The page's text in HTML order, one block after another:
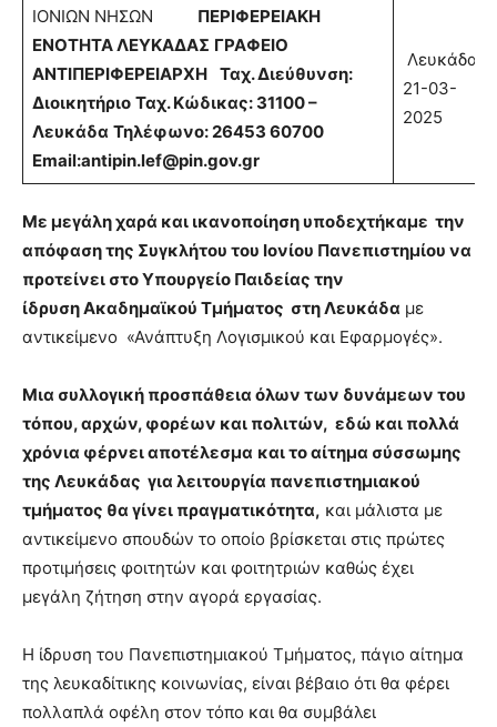
ΙΟΝΙΩΝ ΝΗΣΩΝ ΠΕΡΙΦΕΡΕΙΑΚΗ
ΕΝΟΤΗΤΑ ΛΕΥΚΑΔΑΣ ΓΡΑΦΕΙΟ
ΑΝΤΙΠΕΡΙΦΕΡΕΙΑΡΧΗ
Ταχ. Διεύθυνση:
Διοικητήριο Ταχ. Κώδικας: 31100 –
Λευκάδα Τηλέφωνο: 26453 60700
Email:antipin.lef@pin.gov.gr
Λευκάδα
21-03-
2025
Με μεγάλη χαρά και ικανοποίηση υποδεχτήκαμε την
απόφαση της Συγκλήτου του Ιονίου Πανεπιστημίου να
προτείνει στο Υπουργείο Παιδείας την
ίδρυση Ακαδημαϊκού Τμήματος στη Λευκάδα με
αντικείμενο «Ανάπτυξη Λογισμικού και Εφαρμογές».
Μια συλλογική προσπάθεια όλων των δυνάμεων του
τόπου, αρχών, φορέων και πολιτών, εδώ και πολλά
χρόνια φέρνει αποτέλεσμα και το αίτημα σύσσωμης
της Λευκάδας για λειτουργία πανεπιστημιακού
τμήματος θα γίνει πραγματικότητα, και μάλιστα με
αντικείμενο σπουδών το οποίο βρίσκεται στις πρώτες
προτιμήσεις φοιτητών και φοιτητριών καθώς έχει
μεγάλη ζήτηση στην αγορά εργασίας.
Η ίδρυση του Πανεπιστημιακού Τμήματος, πάγιο αίτημα
της λευκαδίτικης κοινωνίας, είναι βέβαιο ότι θα φέρει
πολλαπλά οφέλη στον τόπο και θα συμβάλει